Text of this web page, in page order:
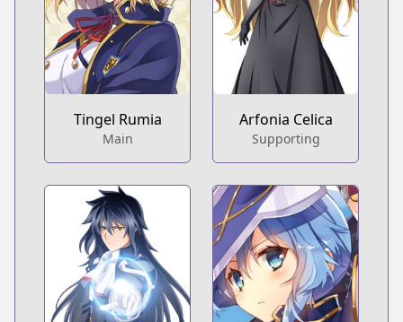
Tingel Rumia
Main
Arfonia Celica
Supporting